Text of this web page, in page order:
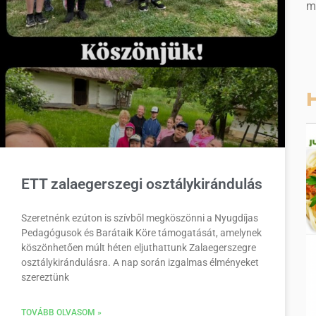
ETT zalaegerszegi osztálykirándulás
Szeretnénk ezúton is szívből megköszönni a Nyugdíjas
Pedagógusok és Barátaik Köre támogatását, amelynek
köszönhetően múlt héten eljuthattunk Zalaegerszegre
osztálykirándulásra. A nap során izgalmas élményeket
szereztünk
TOVÁBB OLVASOM »